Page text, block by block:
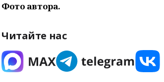
Фото автора.
Читайте нас